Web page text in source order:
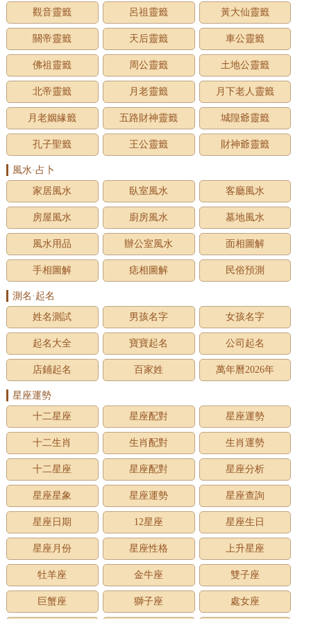
觀音靈籤
呂祖靈籤 黃大仙靈籤
關帝靈籤 天后靈籤 車公靈籤
佛祖靈籤 周公靈籤 土地公靈籤
北帝靈籤 月老靈籤 月下老人靈籤
月老姻緣籤 五路財神靈籤 城隍爺靈籤
孔子聖籤 王公靈籤 財神爺靈籤
風水·占卜
家居風水
臥室風水 客廳風水
房屋風水 廚房風水 墓地風水
風水用品 辦公室風水 面相圖解
手相圖解 痣相圖解 民俗預測
測名·起名
姓名測試
男孩名字 女孩名字
起名大全 寶寶起名 公司起名
店鋪起名 百家姓 萬年曆2026年
星座運勢
十二星座
星座配對 星座運勢
十二生肖 生肖配對 生肖運勢
十二星座 星座配對 星座分析
星座星象 星座運勢 星座查詢
星座日期 12星座 星座生日
星座月份 星座性格 上升星座
牡羊座 金牛座 雙子座
巨蟹座 獅子座 處女座